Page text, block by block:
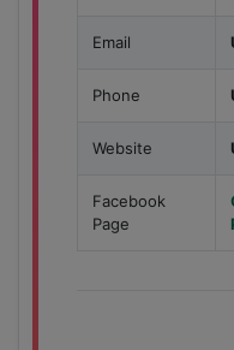
Email
Phone
Website
Facebook
Page